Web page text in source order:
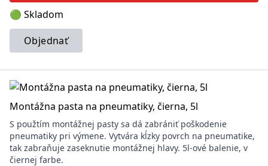
🟢 Skladom
Objednať
Montážna pasta na pneumatiky, čierna, 5l
S použtím montážnej pasty sa dá zabrániť poškodenie
pneumatiky pri výmene. Vytvára kĺzky povrch na pneumatike,
tak zabraňuje zaseknutie montážnej hlavy. 5l-ové balenie, v
čiernej farbe.